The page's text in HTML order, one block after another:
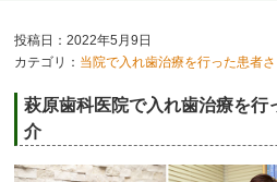
投稿日：2022年5月9日
カテゴリ： 当院で入れ歯治療を行った患者
萩原歯科医院で入れ歯治療を行
介